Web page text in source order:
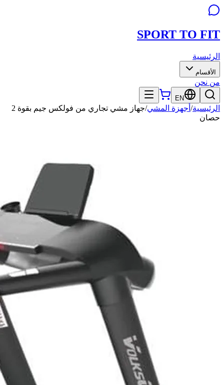
SPORT TO FIT
الرئيسية
الأقسام
من نحن
EN
الرئيسية/ أجهزة المشي/
جهاز مشي تجاري من فولكس جيم بقوة 2
حصان